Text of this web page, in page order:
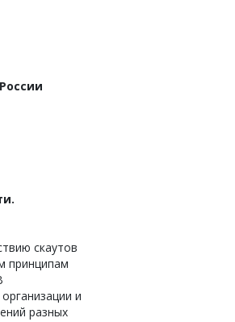
скаутов
принципам
и
разных